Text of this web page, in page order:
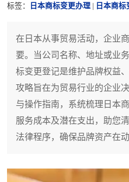
标签：
日本商标变更办理 日本商标
在日本从事贸易活动，企业
要。当公司名称、地址或业
标变更登记是维护品牌权益
攻略旨在为贸易行业的企业
与操作指南，系统梳理日本
服务成本及潜在支出，助您
法律程序，确保品牌资产在